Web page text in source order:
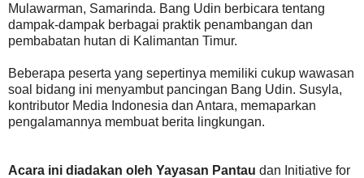
Mulawarman, Samarinda. Bang Udin berbicara tentang
dampak-dampak berbagai praktik penambangan dan
pembabatan hutan di Kalimantan Timur.
Beberapa peserta yang sepertinya memiliki cukup wawasan
soal bidang ini menyambut pancingan Bang Udin. Susyla,
kontributor Media Indonesia dan Antara, memaparkan
pengalamannya membuat berita lingkungan.
Acara ini diadakan oleh Yayasan Pantau dan Initiative for